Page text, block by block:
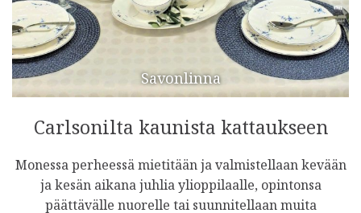
Savonlinna
Carlsonilta kaunista kattaukseen
Monessa perheessä mietitään ja valmistellaan kevään
ja kesän aikana juhlia ylioppilaalle, opintonsa
päättävälle nuorelle tai suunnitellaan muita